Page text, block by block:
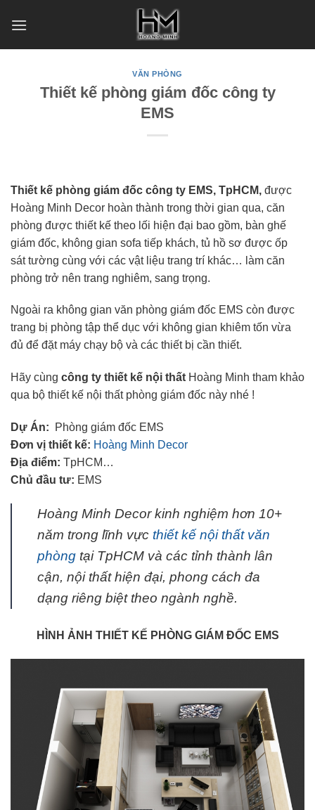
VĂN PHÒNG
Thiết kế phòng giám đốc công ty
EMS
Thiết kế phòng giám đốc công ty EMS, TpHCM, được
Hoàng Minh Decor hoàn thành trong thời gian qua, căn
phòng được thiết kế theo lối hiện đại bao gồm, bàn ghế
giám đốc, không gian sofa tiếp khách, tủ hồ sơ được ốp
sát tường cùng với các vật liệu trang trí khác… làm căn
phòng trở nên trang nghiêm, sang trọng.
Ngoài ra không gian văn phòng giám đốc EMS còn được
trang bị phòng tập thể dục với không gian khiêm tốn vừa
đủ để đặt máy chạy bộ và các thiết bị cần thiết.
Hãy cùng công ty thiết kế nội thất Hoàng Minh tham khảo
qua bộ thiết kế nội thất phòng giám đốc này nhé !
Dự Án:
Phòng giám đốc EMS
Đơn vị thiết kế: Hoàng Minh Decor
Địa điểm: TpHCM…
Chủ đầu tư: EMS
Hoàng Minh Decor kinh nghiệm hơn 10+
năm trong lĩnh vực thiết kế nội thất văn
phòng tại TpHCM và các tỉnh thành lân
cận, nội thất hiện đại, phong cách đa
dạng riêng biệt theo ngành nghề.
HÌNH ẢNH THIẾT KẾ PHÒNG GIÁM ĐỐC EMS